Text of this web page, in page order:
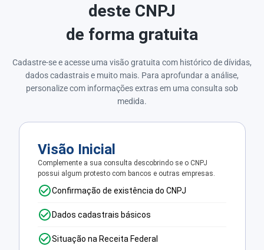
deste CNPJ
de forma gratuita
Cadastre-se e acesse uma visão gratuita com histórico de dívidas,
dados cadastrais e muito mais. Para aprofundar a análise,
personalize com informações extras em uma consulta sob
medida.
Visão Inicial
Complemente a sua consulta descobrindo se o CNPJ
possui algum protesto com bancos e outras empresas.
Confirmação de existência do CNPJ
Dados cadastrais básicos
Situação na Receita Federal